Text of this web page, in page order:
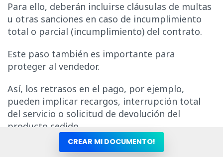
Para ello, deberán incluirse cláusulas de multas
u otras sanciones en caso de incumplimiento
total o parcial (incumplimiento) del contrato.
Este paso también es importante para
proteger al vendedor.
Así, los retrasos en el pago, por ejemplo,
pueden implicar recargos, interrupción total
del servicio o solicitud de devolución del
producto cedido.
Elección de un foro específico para la solución de
CREAR MI DOCUMENTO!